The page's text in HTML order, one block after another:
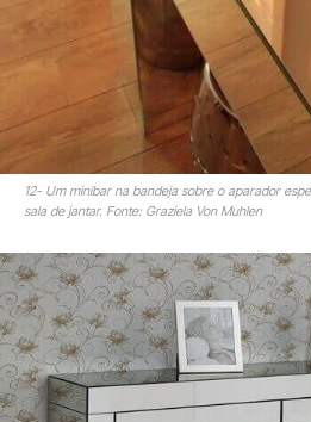
12- Um minibar na bandeja sobre o aparador
sala de jantar. Fonte: Graziela Von Muhlen